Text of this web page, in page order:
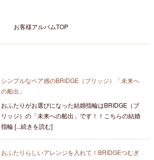
お客様アルバムTOP
シンプルなペア感のBRIDGE（ブリッジ）「未来へ
の船出」
おふたりがお選びになった結婚指輪はBRIDGE（ブ
リッジ）の「未来への船出」です！！こちらの結婚
指輪 [...続きを読む]
おふたりらしいアレンジを入れて！BRIDGEつむぎ